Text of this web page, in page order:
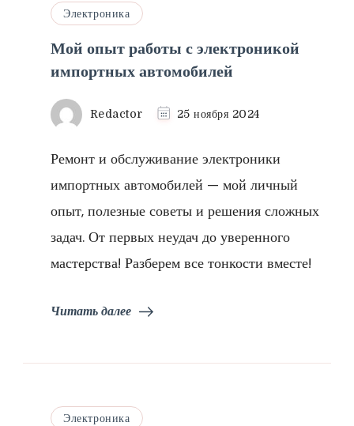
Электроника
Мой опыт работы с электроникой
импортных автомобилей
Redactor 25 ноября 2024
Ремонт и обслуживание электроники
импортных автомобилей — мой личный
опыт, полезные советы и решения сложных
задач. От первых неудач до уверенного
мастерства! Разберем все тонкости вместе!
Читать далее
Электроника